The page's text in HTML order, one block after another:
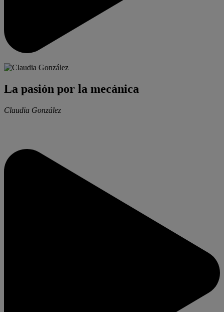
La pasión por la mecánica
Claudia González